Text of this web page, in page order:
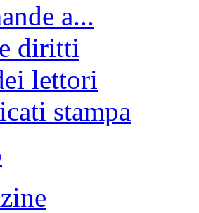
a...
diritti
lettori
stampa